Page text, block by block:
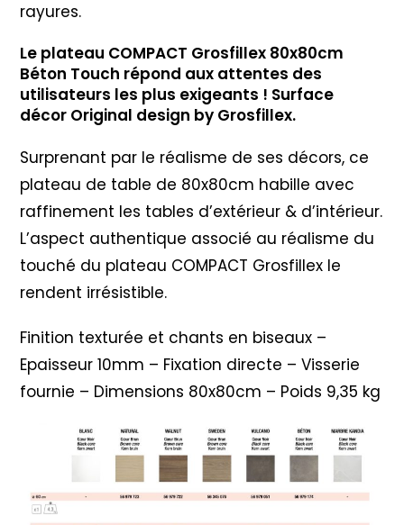
rayures.
Le plateau COMPACT Grosfillex 80x80cm
Béton Touch répond aux attentes des
utilisateurs les plus exigeants ! Surface
décor Original design by Grosfillex.
Surprenant par le réalisme de ses décors, ce
plateau de table de 80x80cm habille avec
raffinement les tables d’extérieur & d’intérieur.
L’aspect authentique associé au réalisme du
touché du plateau COMPACT Grosfillex le
rendent irrésistible.
Finition texturée et chants en biseaux –
Epaisseur 10mm – Fixation directe – Visserie
fournie – Dimensions 80x80cm – Poids 9,35 kg